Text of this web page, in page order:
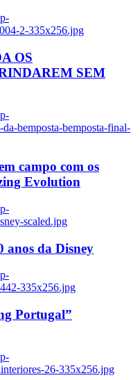
2-335x256.jpg
OS
SEM
bemposta-bemposta-final-
campo com os
Evolution
scaled.jpg
anos da Disney
335x256.jpg
Portugal”
26-335x256.jpg